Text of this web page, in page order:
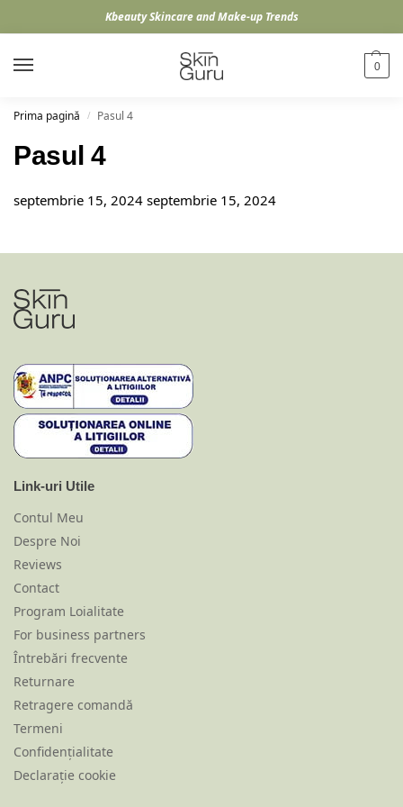
Kbeauty Skincare and Make-up Trends
0
Prima pagină / Pasul 4
Pasul 4
septembrie 15, 2024 septembrie 15, 2024
Link-uri Utile
Contul Meu
Despre Noi
Reviews
Contact
Program Loialitate
For business partners
Întrebări frecvente
Returnare
Retragere comandă
Termeni
Confidențialitate
Declarație cookie